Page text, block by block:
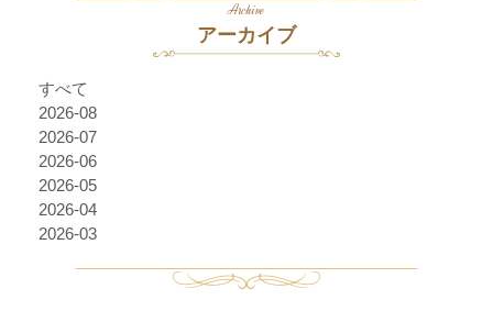
Archive
アーカイブ
すべて
2026-08
2026-07
2026-06
2026-05
2026-04
2026-03